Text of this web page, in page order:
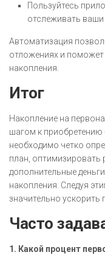
Пользуйтесь
отслеживать ваши
Автоматизация
отложениях и
накопления.
Итог
Накопление на
шагом к приобретению
необходимо четко
план, оптимизировать
дополнительные
накопления. Следуя
значительно ускорить
Часто
1. Какой процент